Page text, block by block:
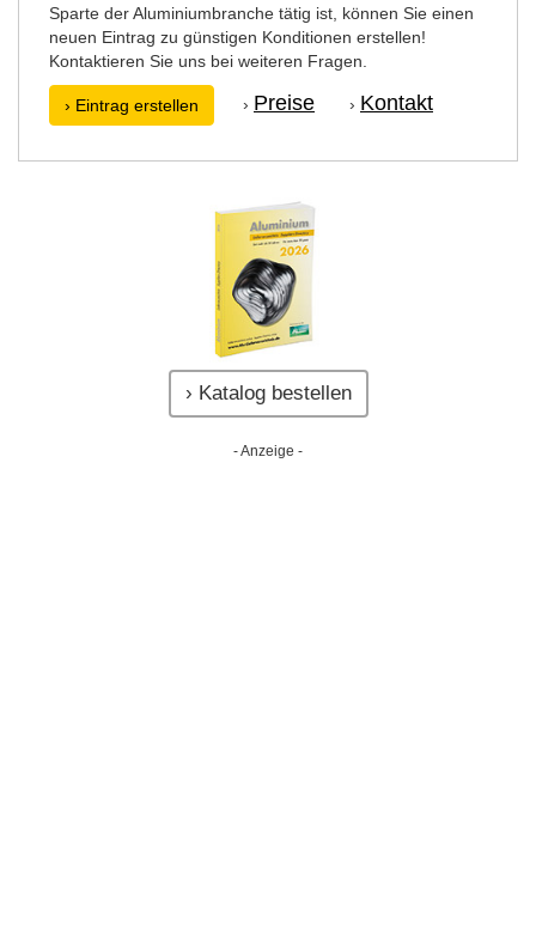
Sparte der Aluminiumbranche tätig ist, können Sie einen
neuen Eintrag zu günstigen Konditionen erstellen!
Kontaktieren Sie uns bei weiteren Fragen.
› Eintrag erstellen › Preise › Kontakt
› Katalog bestellen
- Anzeige -